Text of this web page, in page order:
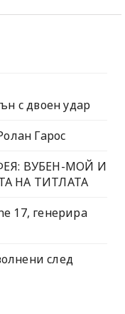
с двоен удар
Гарос
ВУБЕН-МОЙ И
НА ТИТЛАТА
17, генерира
след